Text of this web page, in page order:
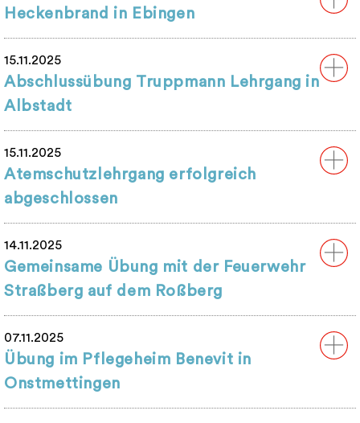
Heckenbrand in Ebingen
15.11.2025
Abschlussübung Truppmann Lehrgang in
Albstadt
15.11.2025
Atemschutzlehrgang erfolgreich
abgeschlossen
14.11.2025
Gemeinsame Übung mit der Feuerwehr
Straßberg auf dem Roßberg
07.11.2025
Übung im Pflegeheim Benevit in
Onstmettingen